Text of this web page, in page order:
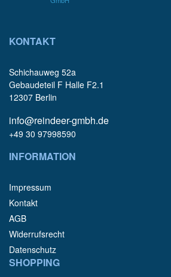
KONTAKT
Schichauweg 52a
Gebaudeteil F Halle F2.1
12307 Berlin
info@reindeer-gmbh.de
+49 30 97998590
INFORMATION
Impressum
Kontakt
AGB
Widerrufsrecht
Datenschutz
SHOPPING